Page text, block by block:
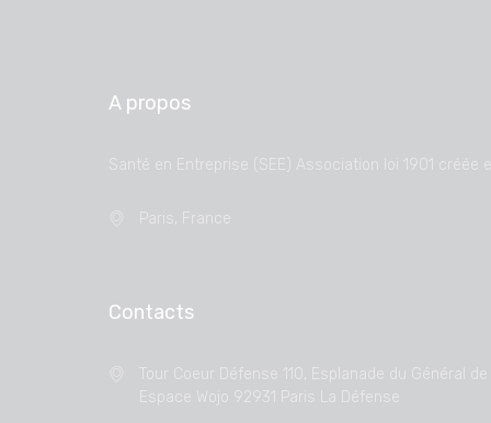
A propos
Santé en Entreprise (SEE) Association loi 1901 créée
Paris, France
Contacts
Tour Coeur Défense 110, Esplanade du Général
Espace Wojo 92931 Paris La Défense